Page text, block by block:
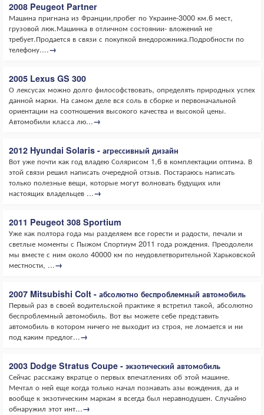
2008 Peugeot Partner
Машина пригнана из Франции,пробег по Украине-3000 км.6 мест,
грузовой люк.Машинка в отличном состоянии- вложений не
требует.Продается в связи с покупкой внедорожника.Подробности по
телефону....→
2005 Lexus GS 300
О лексусах можно долго философствовать, определять природных успех
данной марки. На самом деле вся соль в сборке и первоначальной
ориентации на соотношения высокого качества и высокой цены.
Автомобили класса лю...→
2012 Hyundai Solaris - агрессивный дизайн
Вот уже почти как год владею Солярисом 1,6 в комплектации оптима. В
этой связи решил написать очередной отзыв. Постараюсь написать
только полезные вещи, которые могут волновать будущих или
настоящих владельцев ...→
2011 Peugeot 308 Sportium
Уже как полтора года мы разделяем все горести и радости, печали и
светлые моменты с Пыжом Спортиум 2011 года рождения. Преодолели
мы вместе с ним около 40000 км по неудовлетворительной Харьковской
местности, ...→
2007 Mitsubishi Colt - абсолютно беспроблемный автомобиль
Первый раз в своей водительской практике я встретил такой, абсолютно
беспроблемный автомобиль. Вот вы можете себе представить
автомобиль в котором ничего не выходит из строя, не ломается и ни
под каким предлог...→
2003 Dodge Stratus Coupe - экзотический автомобиль
Сейчас расскажу вкратце о первых впечатлениях об этой машине.
Мечтал о ней еще когда только начал познавать азы вождения, да и
вообще к экзотическим маркам я всегда был неравнодушен. Случайно
обнаружил этот инт...→